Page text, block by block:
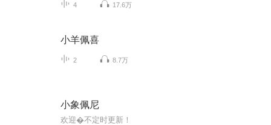
4 17.6万
小羊佩喜
2 8.7万
小象佩尼
欢迎�不定时更新！